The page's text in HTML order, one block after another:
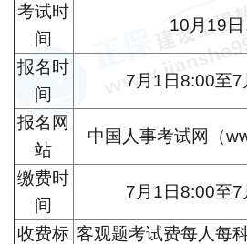
考试时
间
10月19
报名时
间
7月1日8:00至
报名网
站
中国人事考试网（
缴费时
间
7月1日8:00至
收费标 客观题考试费每人每